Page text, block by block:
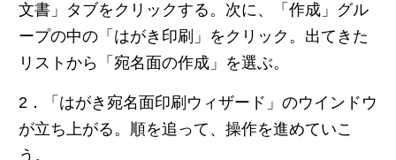
文書」タブをクリックする。次に、「作成」グル
ープの中の「はがき印刷」をクリック。出てきた
リストから「宛名面の作成」を選ぶ。
2．「はがき宛名面印刷ウィザード」のウインドウ
が立ち上がる。順を追って、操作を進めていこ
う。